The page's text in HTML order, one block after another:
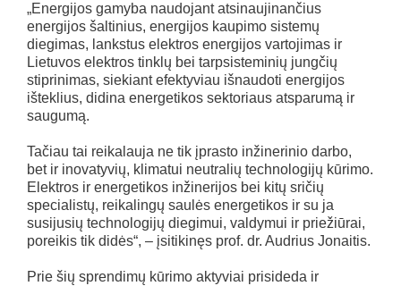
„Energijos gamyba naudojant atsinaujinančius
energijos šaltinius, energijos kaupimo sistemų
diegimas, lankstus elektros energijos vartojimas ir
Lietuvos elektros tinklų bei tarpsisteminių jungčių
stiprinimas, siekiant efektyviau išnaudoti energijos
išteklius, didina energetikos sektoriaus atsparumą ir
saugumą.
Tačiau tai reikalauja ne tik įprasto inžinerinio darbo,
bet ir inovatyvių, klimatui neutralių technologijų kūrimo.
Elektros ir energetikos inžinerijos bei kitų sričių
specialistų, reikalingų saulės energetikos ir su ja
susijusių technologijų diegimui, valdymui ir priežiūrai,
poreikis tik didės“, – įsitikinęs prof. dr. Audrius Jonaitis.
Prie šių sprendimų kūrimo aktyviai prisideda ir